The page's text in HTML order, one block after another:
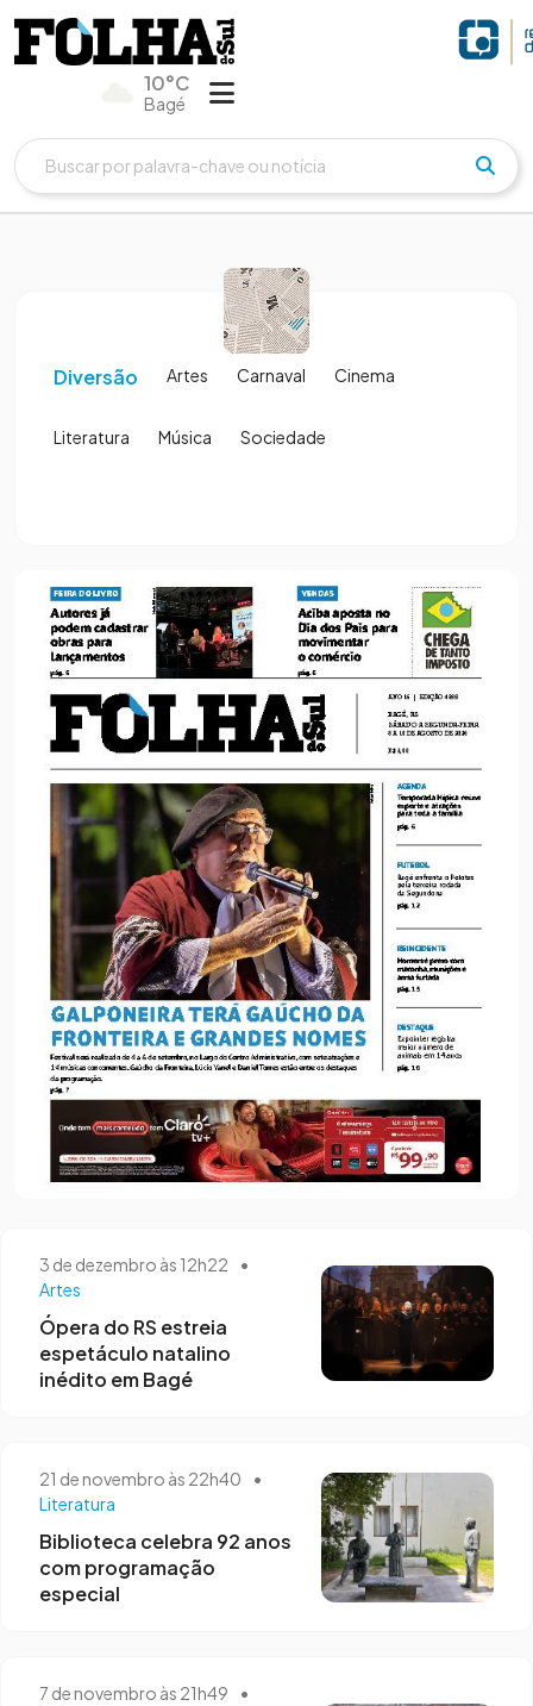
10°C
Bagé
Diversão Artes Carnaval Cinema
Literatura Música Sociedade
3 de dezembro às 12h22
•
Artes
Ópera do RS estreia
espetáculo natalino
inédito em Bagé
21 de novembro às 22h40
•
Literatura
Biblioteca celebra 92 anos
com programação
especial
7 de novembro às 21h49
•